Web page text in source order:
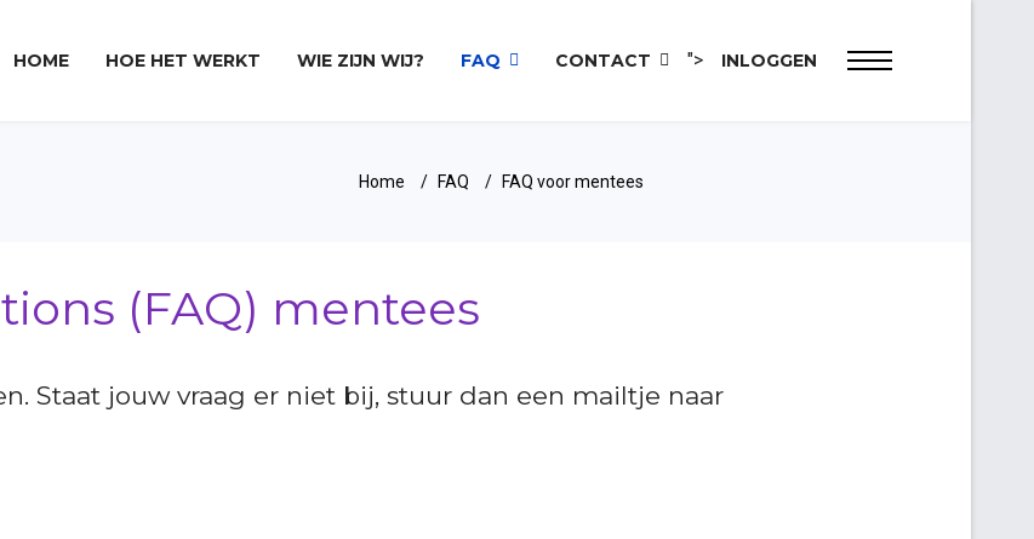
HOME HOE HET WERKT WIE ZIJN WIJ? FAQ CONTACT "> INLOGGEN
Home FAQ FAQ voor mentees
(FAQ) mentees
Staat jouw vraag er niet bij, stuur dan een mailtje naar